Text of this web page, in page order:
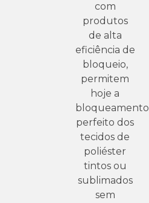
com
produtos
de alta
eficiência de
bloqueio,
permitem
hoje a
bloqueamento
perfeito dos
tecidos de
poliéster
tintos ou
sublimados
sem